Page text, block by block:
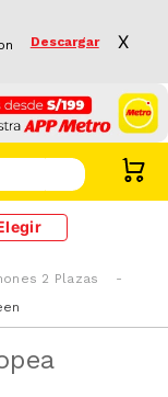
Descargar X
2 Plazas